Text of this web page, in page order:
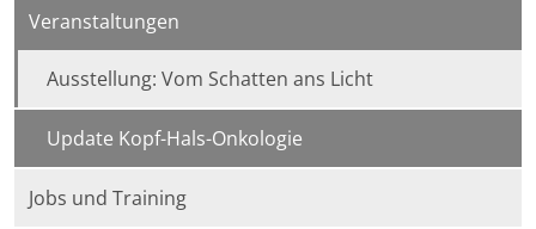
Veranstaltungen
Ausstellung: Vom Schatten ans Licht
Update Kopf-Hals-Onkologie
Jobs und Training